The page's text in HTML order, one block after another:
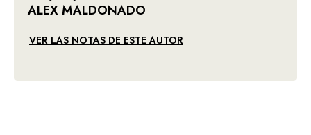
ALEX MALDONADO
VER LAS NOTAS DE ESTE AUTOR